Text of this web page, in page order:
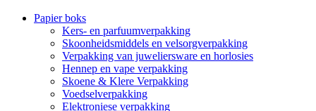
Papier boks
Kers- en parfuumverpakking
Skoonheidsmiddels en velsorgverpakking
Verpakking van juweliersware en horlosies
Hennep en vape verpakking
Skoene & Klere Verpakking
Voedselverpakking
Elektroniese verpakking